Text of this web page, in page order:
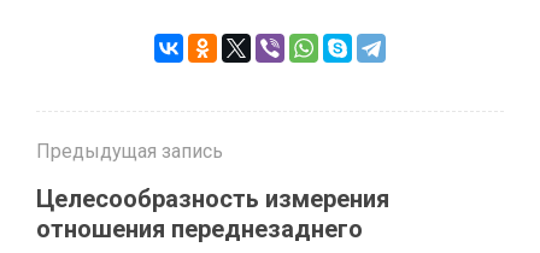
Предыдущая запись
Целесообразность измерения
отношения переднезаднего